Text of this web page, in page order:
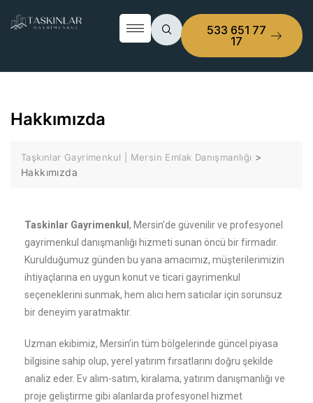
533 651 77
17
Hakkımızda
Taşkınlar Gayrimenkul | Mersin Emlak Danışmanlığı >
Hakkımızda
Taskinlar Gayrimenkul , Mersin’de güvenilir ve profesyonel
gayrimenkul danışmanlığı hizmeti sunan öncü bir firmadır.
Kurulduğumuz günden bu yana amacımız, müşterilerimizin
ihtiyaçlarına en uygun konut ve ticari gayrimenkul
seçeneklerini sunmak, hem alıcı hem satıcılar için sorunsuz
bir deneyim yaratmaktır.
Uzman ekibimiz, Mersin’in tüm bölgelerinde güncel piyasa
bilgisine sahip olup, yerel yatırım fırsatlarını doğru şekilde
analiz eder. Ev alım-satım, kiralama, yatırım danışmanlığı ve
proje geliştirme gibi alanlarda profesyonel hizmet